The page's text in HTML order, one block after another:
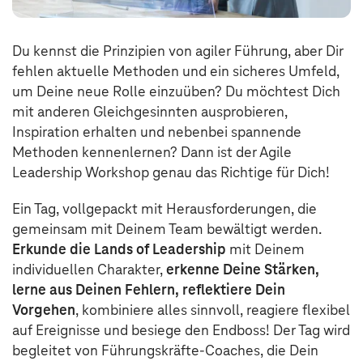
Du kennst die Prinzipien von agiler Führung, aber Dir
fehlen aktuelle Methoden und ein sicheres Umfeld,
um Deine neue Rolle einzuüben? Du möchtest Dich
mit anderen Gleichgesinnten ausprobieren,
Inspiration erhalten und nebenbei spannende
Methoden kennenlernen? Dann ist der Agile
Leadership Workshop genau das Richtige für Dich!
Ein Tag, vollgepackt mit Herausforderungen, die
gemeinsam mit Deinem Team bewältigt werden.
Erkunde die Lands of Leadership mit Deinem
individuellen Charakter, erkenne Deine Stärken,
lerne aus Deinen Fehlern, reflektiere Dein
Vorgehen, kombiniere alles sinnvoll, reagiere flexibel
auf Ereignisse und besiege den Endboss! Der Tag wird
begleitet von Führungskräfte-Coaches, die Dein